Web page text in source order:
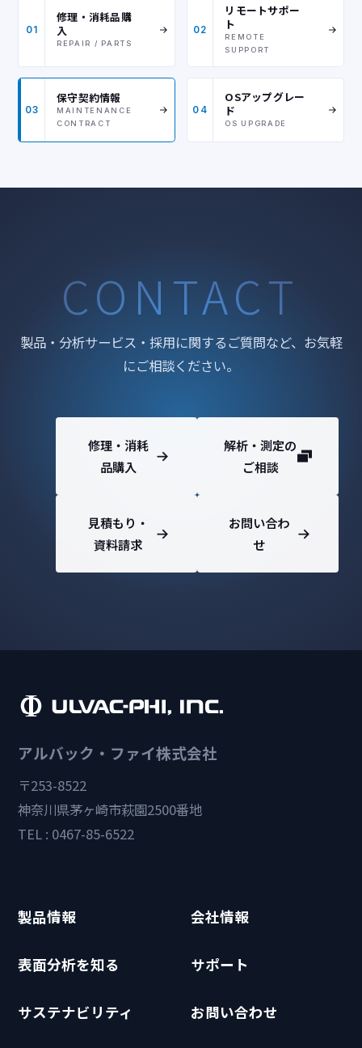
01
修理・消耗品購
入
REPAIR / PARTS
02
リモートサポー
ト
REMOTE
SUPPORT
03
保守契約情報
MAINTENANCE
CONTRACT
04
OSアップグレー
ド
OS UPGRADE
CONTACT
製品・分析サービス・採用に関するご質問など、お気軽
にご相談ください。
修理・消耗
品購入
解析・測定の
ご相談
見積もり・
資料請求
お問い合わ
せ
アルバック・ファイ株式会社
〒253-8522
神奈川県茅ヶ崎市萩園2500番地
TEL : 0467-85-6522
製品情報 会社情報
表面分析を知る サポート
サステナビリティ お問い合わせ